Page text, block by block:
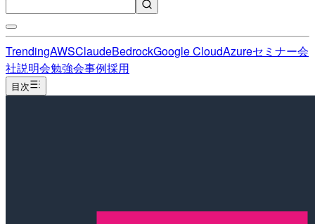
TrendingAWSClaudeBedrockGoogle CloudAzureセミナー会
社説明会勉強会事例採用
目次